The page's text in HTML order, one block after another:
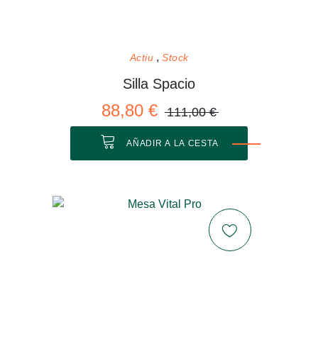
Actiu Stock
Silla Spacio
88,80 € 111,00 €
AÑADIR A LA CESTA